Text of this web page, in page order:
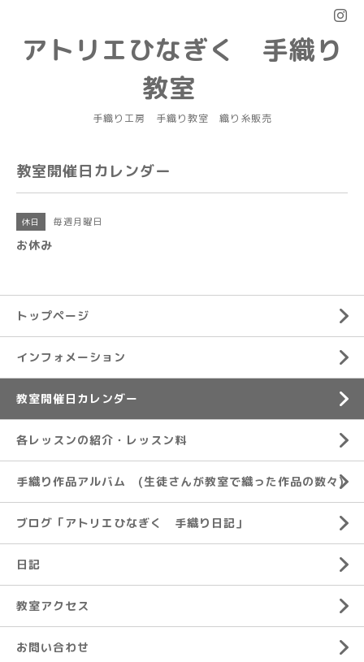
アトリエひなぎく 手織り
教室
手織り工房 手織り教室 織り糸販売
教室開催日カレンダー
休日 毎週月曜日
お休み
トップページ
インフォメーション
教室開催日カレンダー
各レッスンの紹介・レッスン料
手織り作品アルバム (生徒さんが教室で織った作品の数々)
ブログ「アトリエひなぎく 手織り日記」
日記
教室アクセス
お問い合わせ